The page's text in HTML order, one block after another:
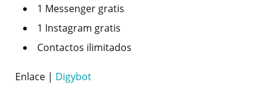
1 Messenger gratis
1 Instagram gratis
Contactos ilimitados
Enlace | Digybot